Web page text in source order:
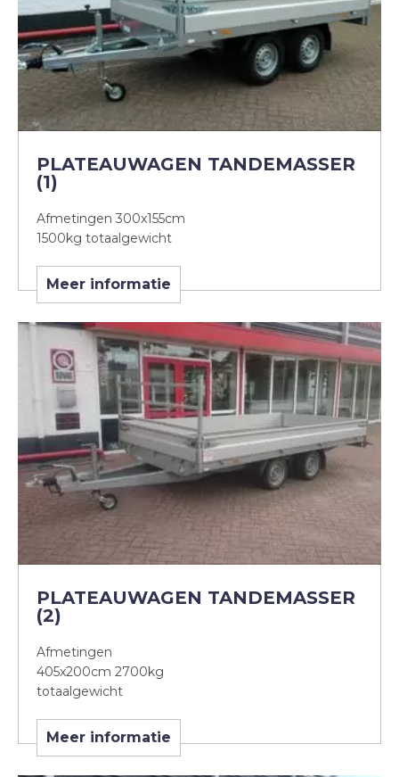
PLATEAUWAGEN TANDEMASSER
(1)
Afmetingen 300x155cm
1500kg totaalgewicht
Meer informatie
PLATEAUWAGEN TANDEMASSER
(2)
Afmetingen
405x200cm 2700kg
totaalgewicht
Meer informatie